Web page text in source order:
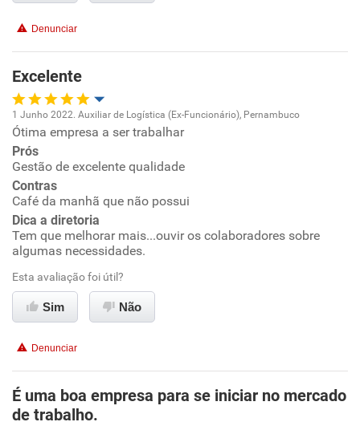
Benefícios
Recomenda esta empresa
Recomenda a diretoria
Denunciar
Excelente
Oportunidade de promoção
Ambiente de trabalho
Conciliação com a vida familiar
Benefícios
Recomenda esta empresa
Recomenda a diretoria
1 Junho 2022. Auxiliar de Logística (Ex-Funcionário), Pernambuco
Ótima empresa a ser trabalhar
Prós
Gestão de excelente qualidade
Contras
Café da manhã que não possui
Dica a diretoria
Tem que melhorar mais...ouvir os colaboradores sobre
algumas necessidades.
Esta avaliação foi útil?
Sim Não
Denunciar
É uma boa empresa para se iniciar no mercado
de trabalho.